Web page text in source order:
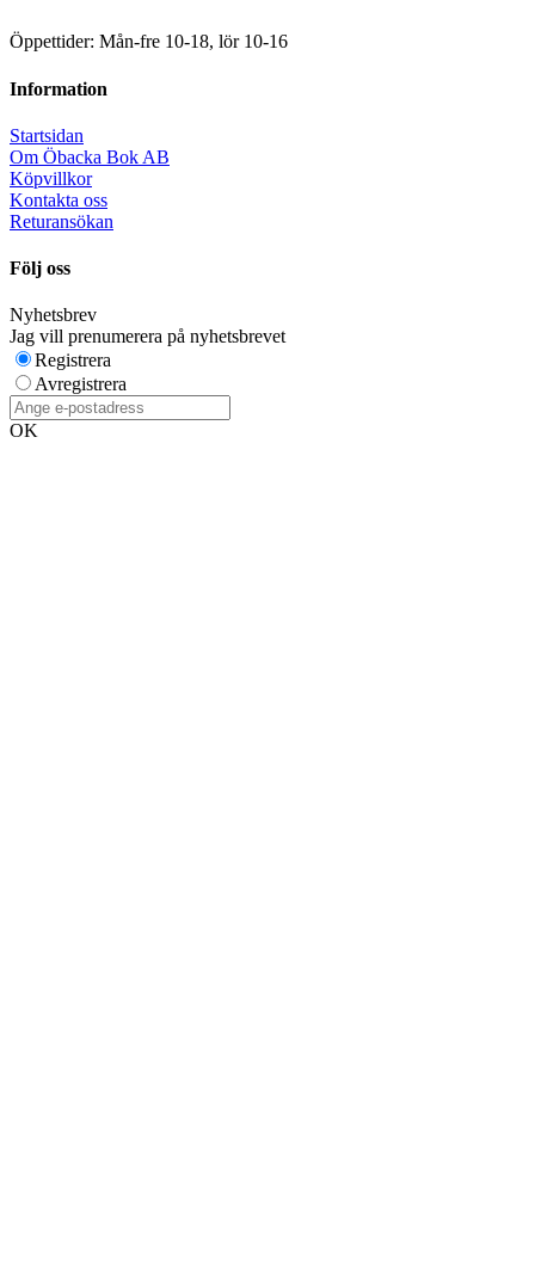
Öppettider: Mån-fre 10-18, lör 10-16
Information
Startsidan
Om Öbacka Bok AB
Köpvillkor
Kontakta oss
Returansökan
Följ oss
Nyhetsbrev
Jag vill prenumerera på nyhetsbrevet
Registrera
Avregistrera
OK